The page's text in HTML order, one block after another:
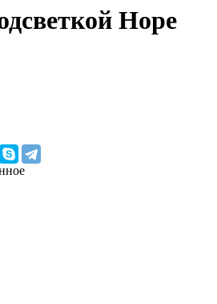
Hope